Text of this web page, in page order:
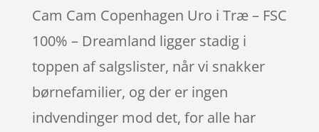
Cam Cam Copenhagen Uro i Træ – FSC
100% – Dreamland ligger stadig i
toppen af salgslister, når vi snakker
børnefamilier, og der er ingen
indvendinger mod det, for alle har